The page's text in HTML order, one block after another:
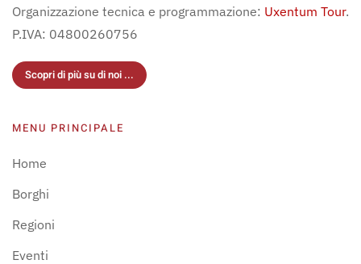
Organizzazione tecnica e programmazione: Uxentum Tour.
P.IVA: 04800260756
Scopri di più su di noi ...
MENU PRINCIPALE
Home
Borghi
Regioni
Eventi